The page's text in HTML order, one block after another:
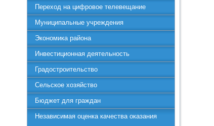
Переход на цифровое телевещание
Муниципальные учреждения
Экономика района
Инвестиционная деятельность
Градостроительство
Сельское хозяйство
Бюджет для граждан
Независимая оценка качества оказания